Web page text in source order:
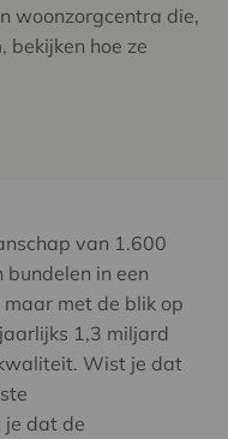
woonzorgcentra die,
bekijken hoe ze
van 1.600
in een
met de blik op
1,3 miljard
Wist je dat
je dat de